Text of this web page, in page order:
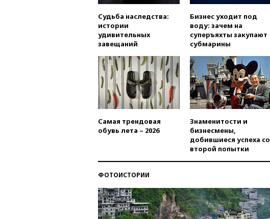
Судьба наследства:
истории
удивительных
завещаний
Бизнес уходит под
воду: зачем на
суперъяхты закупают
субмарины
Самая трендовая
обувь лета – 2026
Знаменитости и
бизнесмены,
добившиеся успеха со
второй попытки
ФОТОИСТОРИИ